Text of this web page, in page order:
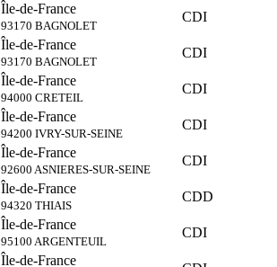
Île-de-France
93170 BAGNOLET
CDI
Île-de-France
93170 BAGNOLET
CDI
Île-de-France
94000 CRETEIL
CDI
Île-de-France
94200 IVRY-SUR-SEINE
CDI
Île-de-France
92600 ASNIERES-SUR-SEINE
CDI
Île-de-France
94320 THIAIS
CDD
Île-de-France
95100 ARGENTEUIL
CDI
Île-de-France